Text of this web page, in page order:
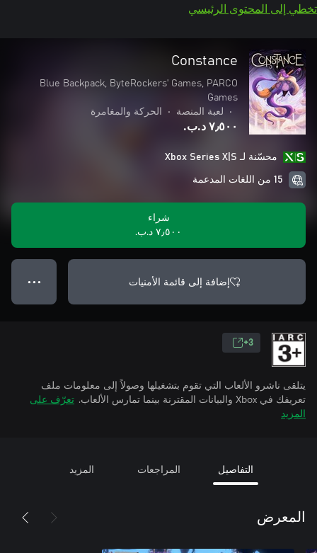
تخطي إلى المحتوى الرئيسي
Constance
Blue Backpack, ByteRockers' Games, PARCO
Games
•
لعبة المنصة • الحركة والمغامرة
٧٫٥٠٠ د.ب.‏
محسّنة لـ Xbox Series X|S
15 من اللغات المدعمة
شراء
٧٫٥٠٠ د.ب.‏
إضافة إلى قائمة الأمنيات ● ● ●
3+
يتلقى ناشرو الألعاب التي تقوم بتشغيلها وصولاً إلى معلومات ملف
تعريفك في Xbox والبيانات المقترنة بينما تمارس الألعاب.
تعرّف على
المزيد
التفاصيل المراجعات المزيد
المعرض